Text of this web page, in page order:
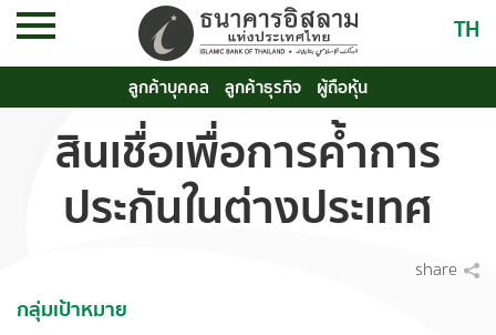
TH
ลูกค้าบุคคล ลูกค้าธุรกิจ ผู้ถือหุ้น
สินเชื่อเพื่อการค้ำการ
ประกันในต่างประเทศ
share
กลุ่มเป้าหมาย